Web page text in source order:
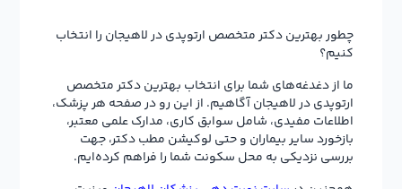
چطور بهترین دکتر متخصص ارتوپدی در لاهیجان را انتخاب
کنیم؟
ما از دغدغه‌های شما برای انتخاب بهترین دکتر متخصص
ارتوپدی در لاهیجان آگاهیم. از این رو در صفحه هر پزشک،
اطلاعات مفیدی، شامل سوابق کاری، مدارک علمی معتبر،
بازخورد سایر بیماران و حتی لوکیشن مطب دکتر، جهت
بررسی نزدیکی به محل سکونت شما را فراهم کرده‌ایم.